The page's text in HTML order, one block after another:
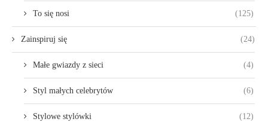
To się nosi (125)
Zainspiruj się (24)
Małe gwiazdy z sieci (4)
Styl małych celebrytów (6)
Stylowe stylówki (12)